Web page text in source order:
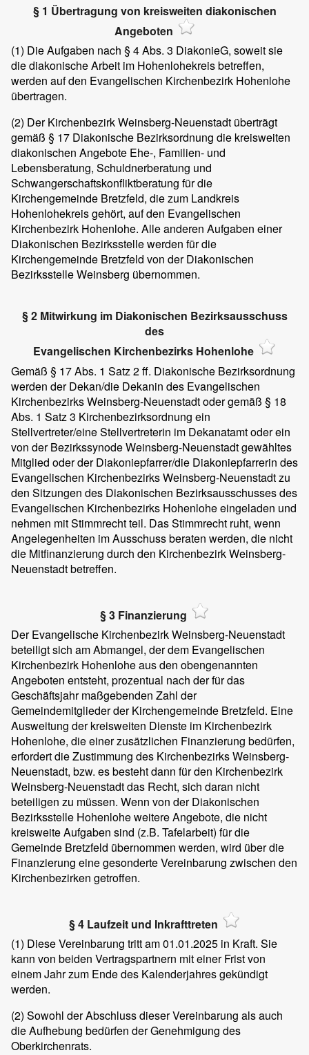
§ 1 Übertragung von kreisweiten diakonischen
Angeboten
(1) Die Aufgaben nach § 4 Abs. 3 DiakonieG, soweit sie
die diakonische Arbeit im Hohenlohekreis betreffen,
werden auf den Evangelischen Kirchenbezirk Hohenlohe
übertragen.
(2) Der Kirchenbezirk Weinsberg-Neuenstadt überträgt
gemäß § 17 Diakonische Bezirksordnung die kreisweiten
diakonischen Angebote Ehe-, Familien- und
Lebensberatung, Schuldnerberatung und
Schwangerschaftskonfliktberatung für die
Kirchengemeinde Bretzfeld, die zum Landkreis
Hohenlohekreis gehört, auf den Evangelischen
Kirchenbezirk Hohenlohe. Alle anderen Aufgaben einer
Diakonischen Bezirksstelle werden für die
Kirchengemeinde Bretzfeld von der Diakonischen
Bezirksstelle Weinsberg übernommen.
§ 2 Mitwirkung im Diakonischen Bezirksausschuss
des
Evangelischen Kirchenbezirks Hohenlohe
Gemäß § 17 Abs. 1 Satz 2 ff. Diakonische Bezirksordnung
werden der Dekan/die Dekanin des Evangelischen
Kirchenbezirks Weinsberg-Neuenstadt oder gemäß § 18
Abs. 1 Satz 3 Kirchenbezirksordnung ein
Stellvertreter/eine Stellvertreterin im Dekanatamt oder ein
von der Bezirkssynode Weinsberg-Neuenstadt gewähltes
Mitglied oder der Diakoniepfarrer/die Diakoniepfarrerin des
Evangelischen Kirchenbezirks Weinsberg-Neuenstadt zu
den Sitzungen des Diakonischen Bezirksausschusses des
Evangelischen Kirchenbezirks Hohenlohe eingeladen und
nehmen mit Stimmrecht teil. Das Stimmrecht ruht, wenn
Angelegenheiten im Ausschuss beraten werden, die nicht
die Mitfinanzierung durch den Kirchenbezirk Weinsberg-
Neuenstadt betreffen.
§ 3 Finanzierung
Der Evangelische Kirchenbezirk Weinsberg-Neuenstadt
beteiligt sich am Abmangel, der dem Evangelischen
Kirchenbezirk Hohenlohe aus den obengenannten
Angeboten entsteht, prozentual nach der für das
Geschäftsjahr maßgebenden Zahl der
Gemeindemitglieder der Kirchengemeinde Bretzfeld. Eine
Ausweitung der kreisweiten Dienste im Kirchenbezirk
Hohenlohe, die einer zusätzlichen Finanzierung bedürfen,
erfordert die Zustimmung des Kirchenbezirks Weinsberg-
Neuenstadt, bzw. es besteht dann für den Kirchenbezirk
Weinsberg-Neuenstadt das Recht, sich daran nicht
beteiligen zu müssen. Wenn von der Diakonischen
Bezirksstelle Hohenlohe weitere Angebote, die nicht
kreisweite Aufgaben sind (z.B. Tafelarbeit) für die
Gemeinde Bretzfeld übernommen werden, wird über die
Finanzierung eine gesonderte Vereinbarung zwischen den
Kirchenbezirken getroffen.
§ 4 Laufzeit und Inkrafttreten
(1) Diese Vereinbarung tritt am 01.01.2025 in Kraft. Sie
kann von beiden Vertragspartnern mit einer Frist von
einem Jahr zum Ende des Kalenderjahres gekündigt
werden.
(2) Sowohl der Abschluss dieser Vereinbarung als auch
die Aufhebung bedürfen der Genehmigung des
Oberkirchenrats.